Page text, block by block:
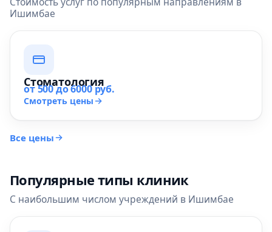
Ишимбае
Стоматология
от 500 до 6000 руб.
Смотреть цены
Все цены
Популярные типы клиник
С наибольшим числом учреждений в Ишимбае